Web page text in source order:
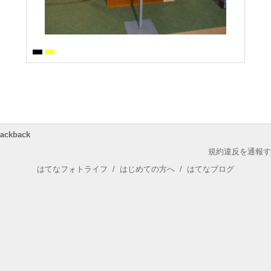
規約違反を通報
はてなフォトライフ / はじめての方へ / はてなブログ